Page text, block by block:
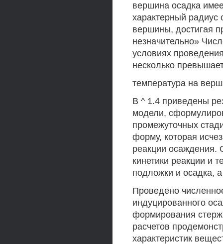
вершина осадка
характерный радиус
вершины, достигая
незначительно»
условиях
несколько
температура на
В ^ 1.4 приведены
модели,
промежуточных
форму, которая
реакции осаждения.
кинетики реакции и
подложки и осадка,
Проведено
индуцированного
формирования
расчетов
характеристик